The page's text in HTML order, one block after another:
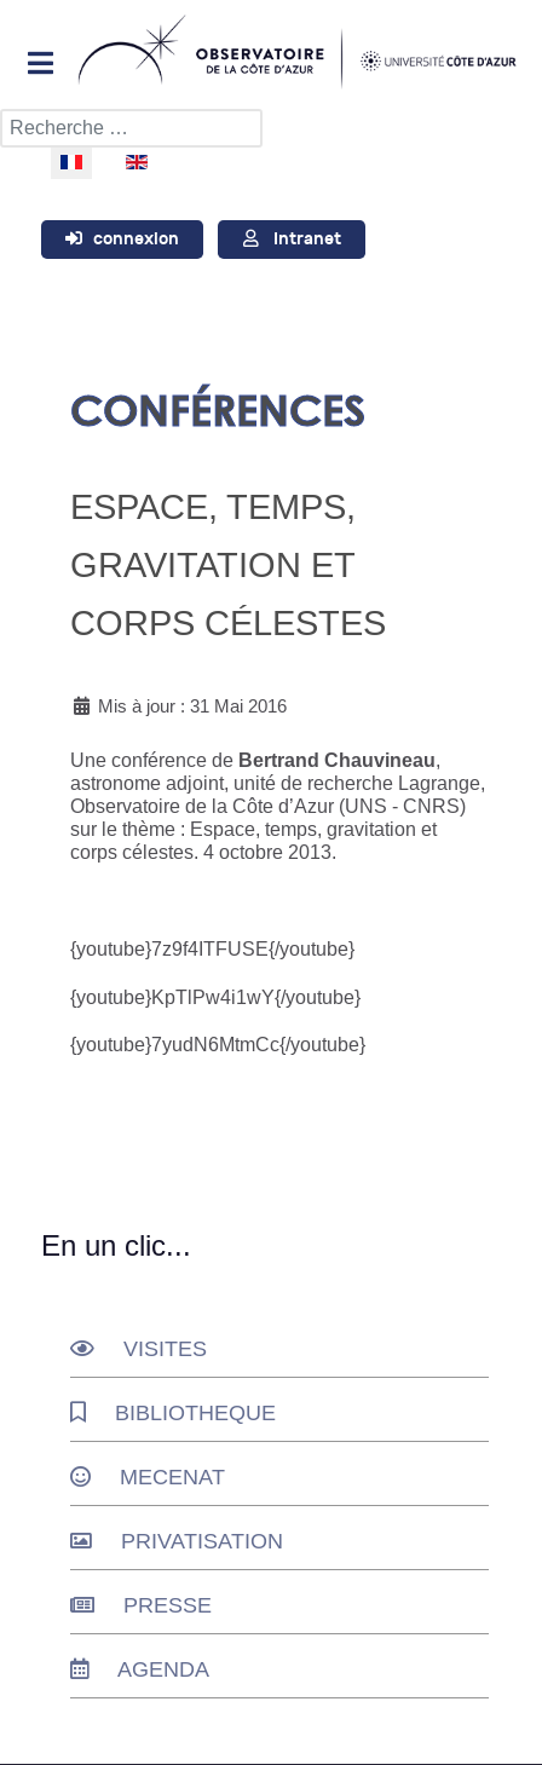
Rechercher
Sélectionnez votre langue
connexion Intranet
CONFÉRENCES
ESPACE, TEMPS,
GRAVITATION ET
CORPS CÉLESTES
Mis à jour : 31 Mai 2016
Une conférence de Bertrand Chauvineau,
astronome adjoint, unité de recherche Lagrange,
Observatoire de la Côte d’Azur (UNS - CNRS)
sur le thème : Espace, temps, gravitation et
corps célestes. 4 octobre 2013.
{youtube}7z9f4ITFUSE{/youtube}
{youtube}KpTlPw4i1wY{/youtube}
{youtube}7yudN6MtmCc{/youtube}
En un clic...
VISITES
BIBLIOTHEQUE
MECENAT
PRIVATISATION
PRESSE
AGENDA